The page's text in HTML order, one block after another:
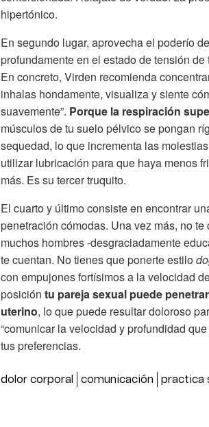
hipertónico.
En segundo lugar, aprovecha el poderío
profundamente en el estado de tensión
En concreto, Virden recomienda
inhalas hondamente, visualiza y siente
suavemente”. Porque la respiración
músculos de tu suelo pélvico se pongan
sequedad, lo que incrementa las
utilizar lubricación para que haya menos
más. Es su tercer truquito.
El cuarto y último consiste en encontrar
penetración cómodas. Una vez más, no te
muchos hombres -desgraciadamente
te cuentan. No tienes que ponerte estilo
con empujones fortísimos a la velocidad
posición tu pareja sexual puede
uterino, lo que puede resultar doloroso
“comunicar la velocidad y profundidad
tus preferencias.
dolor corporal comunicación practica